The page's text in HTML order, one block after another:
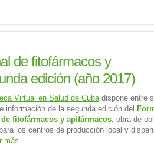
de fitofármacos y
edición (año 2017)
Virtual en Salud de Cubadispone entre
información de la segunda edición del
fitofármacos y apifármacos, obra de
los centros de producción local y
más…